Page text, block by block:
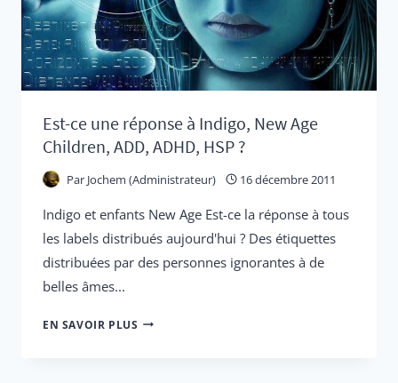
DÉPLIANT
M'A
ÉTÉ
DISTRIBUÉ
LA
RUE)
Est-ce une réponse à Indigo, New Age
Children, ADD, ADHD, HSP ?
Par Jochem (Administrateur) 16 décembre 2011
Indigo et enfants New Age Est-ce la réponse à tous
les labels distribués aujourd'hui ? Des étiquettes
distribuées par des personnes ignorantes à de
belles âmes...
EN SAVOIR PLUS EST-